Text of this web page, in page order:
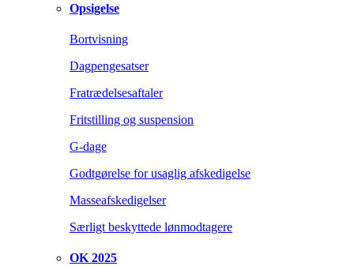
Opsigelse
Bortvisning
Dagpengesatser
Fratrædelsesaftaler
Fritstilling og suspension
G-dage
Godtgørelse for usaglig afskedigelse
Masseafskedigelser
Særligt beskyttede lønmodtagere
OK 2025